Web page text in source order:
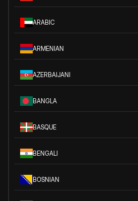
ARABIC
ARMENIAN
AZERBAIJANI
BANGLA
BASQUE
BENGALI
BOSNIAN